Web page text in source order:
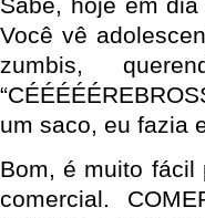
Sabe, hoje em
Você vê
zumbis,
um saco, eu fazia
Bom, é muito fácil
comercial.